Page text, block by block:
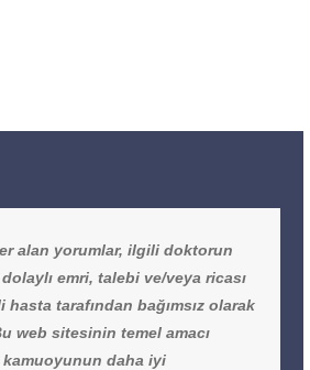
alan yorumlar, ilgili doktorun
emri, talebi ve/veya ricası
hasta tarafından bağımsız olarak
web sitesinin temel amacı
kamuoyunun daha iyi